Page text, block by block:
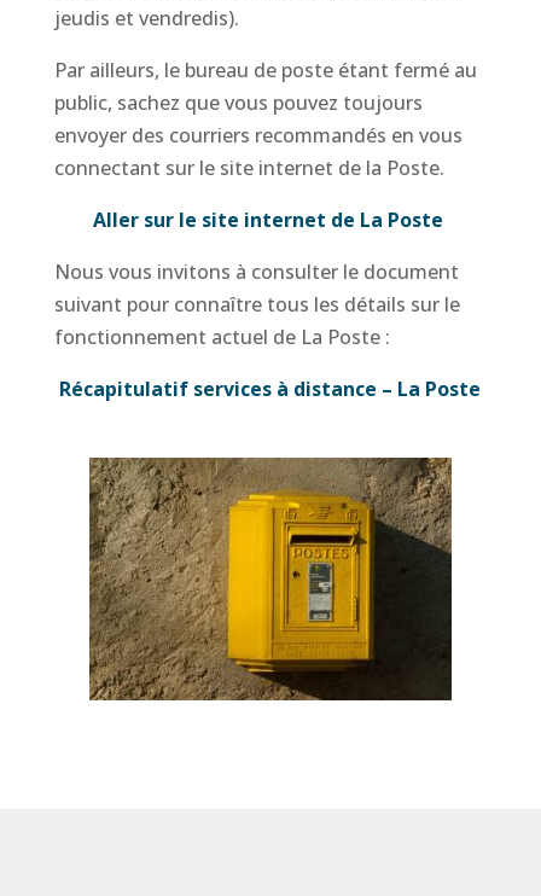
jeudis et vendredis).
Par ailleurs, le bureau de poste étant fermé au
public, sachez que vous pouvez toujours
envoyer des courriers recommandés en vous
connectant sur le site internet de la Poste.
Aller sur le site internet de La Poste
Nous vous invitons à consulter le document
suivant pour connaître tous les détails sur le
fonctionnement actuel de La Poste :
Récapitulatif services à distance – La Poste